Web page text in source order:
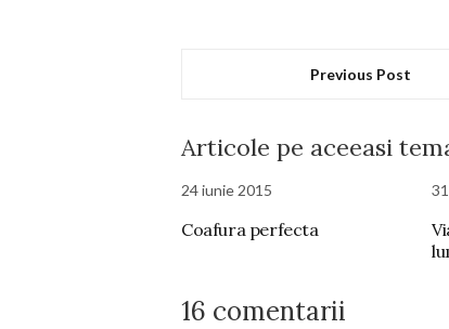
Previous Post
Articole pe aceeasi
24 iunie 2015
Coafura perfecta
16 comentarii